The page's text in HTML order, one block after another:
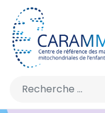
Rechercher